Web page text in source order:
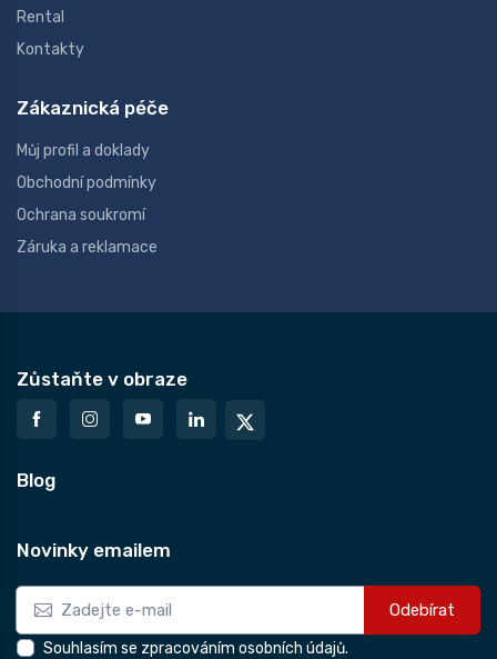
Rental
Kontakty
Zákaznická péče
Můj profil a doklady
Obchodní podmínky
Ochrana soukromí
Záruka a reklamace
Zůstaňte v obraze
Blog
Novinky emailem
Odebírat
Souhlasím se zpracováním osobních údajů.